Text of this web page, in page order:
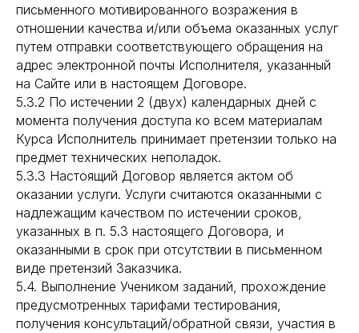
письменного мотивированного возражения в
отношении качества и/или объема оказанных услуг
путем отправки соответствующего обращения на
адрес электронной почты Исполнителя, указанный
на Сайте или в настоящем Договоре.
5.3.2 По истечении 2 (двух) календарных дней с
момента получения доступа ко всем материалам
Курса Исполнитель принимает претензии только на
предмет технических неполадок.
5.3.3 Настоящий Договор является актом об
оказании услуги. Услуги считаются оказанными с
надлежащим качеством по истечении сроков,
указанных в п. 5.3 настоящего Договора, и
оказанными в срок при отсутствии в письменном
виде претензий Заказчика.
5.4. Выполнение Учеником заданий, прохождение
предусмотренных тарифами тестирования,
получения консультаций/обратной связи, участия в